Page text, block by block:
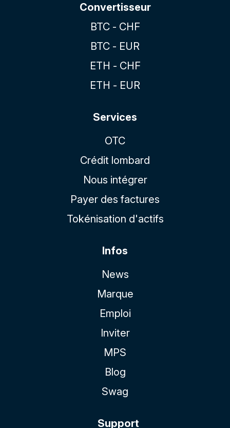
Convertisseur
BTC - CHF
BTC - EUR
ETH - CHF
ETH - EUR
Services
OTC
Crédit lombard
Nous intégrer
Payer des factures
Tokénisation d'actifs
Infos
News
Marque
Emploi
Inviter
MPS
Blog
Swag
Support